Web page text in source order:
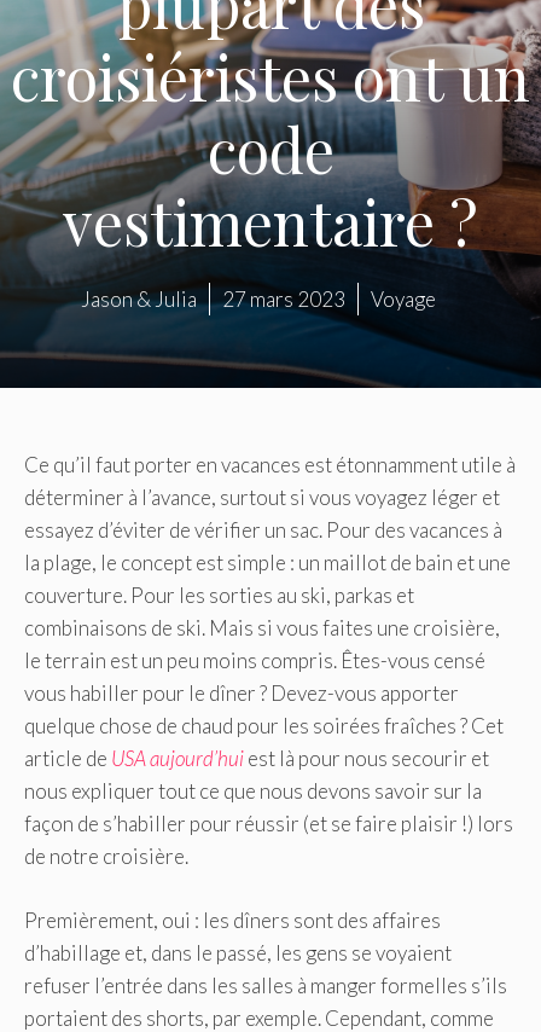
croisiéristes ont un
code
vestimentaire ?
Jason & Julia 27 mars 2023 Voyage
Ce qu’il faut porter en vacances est étonnamment utile à
déterminer à l’avance, surtout si vous voyagez léger et
essayez d’éviter de vérifier un sac. Pour des vacances à
la plage, le concept est simple : un maillot de bain et une
couverture. Pour les sorties au ski, parkas et
combinaisons de ski. Mais si vous faites une croisière,
le terrain est un peu moins compris. Êtes-vous censé
vous habiller pour le dîner ? Devez-vous apporter
quelque chose de chaud pour les soirées fraîches ? Cet
article de USA aujourd’huiest là pour nous secourir et
nous expliquer tout ce que nous devons savoir sur la
façon de s’habiller pour réussir (et se faire plaisir !) lors
de notre croisière.
Premièrement, oui : les dîners sont des affaires
d’habillage et, dans le passé, les gens se voyaient
refuser l’entrée dans les salles à manger formelles s’ils
portaient des shorts, par exemple. Cependant, comme